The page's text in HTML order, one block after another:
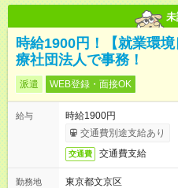
時給1900円！【就業環
療社団法人で事務！
派遣 WEB登録・面接OK
給与
時給1900円
交通費別途支給あり
交通費 交通費支給
勤務地
東京都文京区